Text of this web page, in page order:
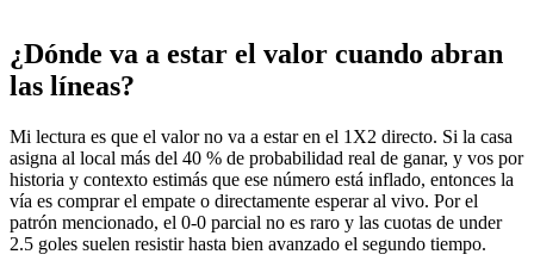
¿Dónde va a estar el valor cuando abran
las líneas?
Mi lectura es que el valor no va a estar en el 1X2 directo. Si la casa
asigna al local más del 40 % de probabilidad real de ganar, y vos por
historia y contexto estimás que ese número está inflado, entonces la
vía es comprar el empate o directamente esperar al vivo. Por el
patrón mencionado, el 0-0 parcial no es raro y las cuotas de under
2.5 goles suelen resistir hasta bien avanzado el segundo tiempo.